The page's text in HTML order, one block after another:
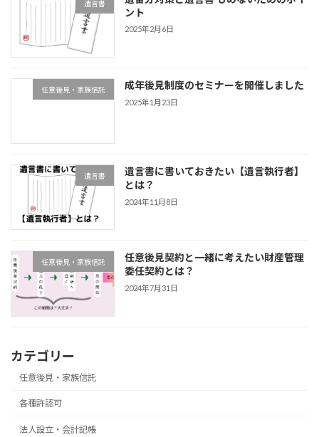
遺言書
ント
2025年2月6日
任意後見・家族信託 成年後見制度のセミナーを開催しました
2025年1月23日
遺言書
遺言書に書いておきたい【遺言執行者】
とは？
2024年11月8日
任意後見・家族信託
任意後見契約と一緒に考えたい財産管理
委任契約とは？
2024年7月31日
カテゴリー
任意後見・家族信託
各種許認可
法人設立・会計記帳